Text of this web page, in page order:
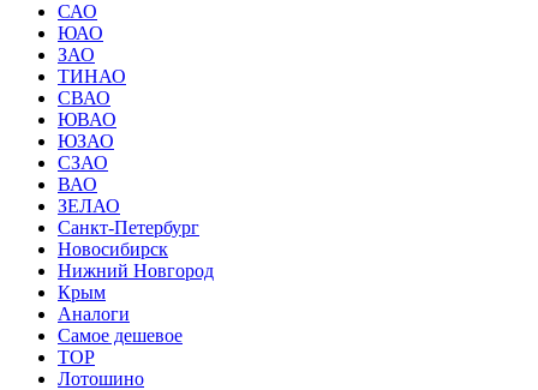
САО
ЮАО
ЗАО
ТИНАО
СВАО
ЮВАО
ЮЗАО
СЗАО
ВАО
ЗЕЛАО
Санкт-Петербург
Новосибирск
Нижний Новгород
Крым
Аналоги
Самое дешевое
TOP
Лотошино